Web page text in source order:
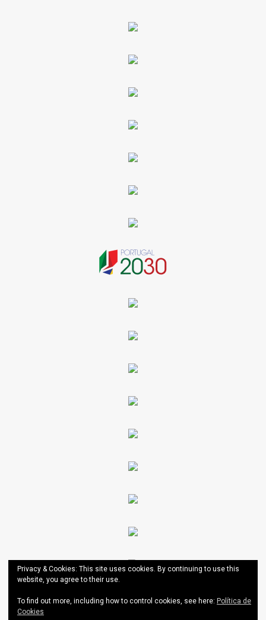
Privacy & Cookies: This site uses cookies. By continuing to use this
website, you agree to their use.
To find out more, including how to control cookies, see here: Política de
Cookies